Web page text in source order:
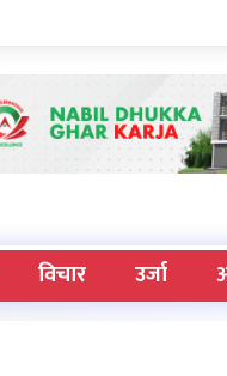
विचार उर्जा